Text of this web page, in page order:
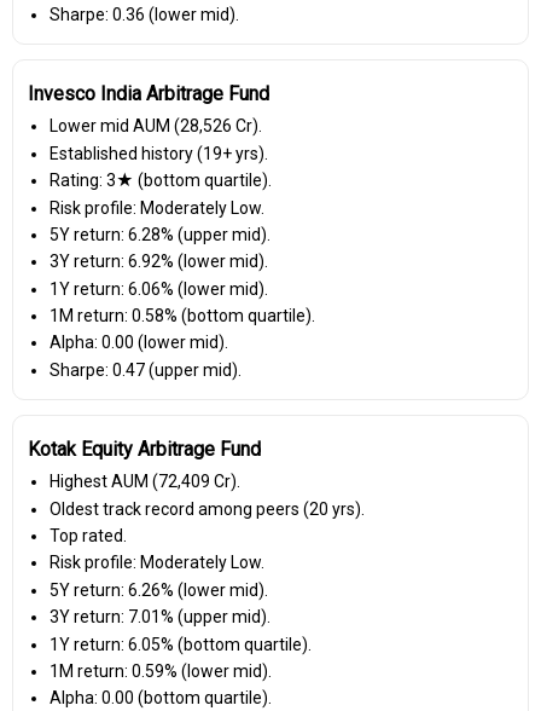
Sharpe: 0.36 (lower mid).
Invesco India Arbitrage Fund
Lower mid AUM (₹28,526 Cr).
Established history (19+ yrs).
Rating: 3★ (bottom quartile).
Risk profile: Moderately Low.
5Y return: 6.28% (upper mid).
3Y return: 6.92% (lower mid).
1Y return: 6.06% (lower mid).
1M return: 0.58% (bottom quartile).
Alpha: 0.00 (lower mid).
Sharpe: 0.47 (upper mid).
Kotak Equity Arbitrage Fund
Highest AUM (₹72,409 Cr).
Oldest track record among peers (20 yrs).
Top rated.
Risk profile: Moderately Low.
5Y return: 6.26% (lower mid).
3Y return: 7.01% (upper mid).
1Y return: 6.05% (bottom quartile).
1M return: 0.59% (lower mid).
Alpha: 0.00 (bottom quartile).